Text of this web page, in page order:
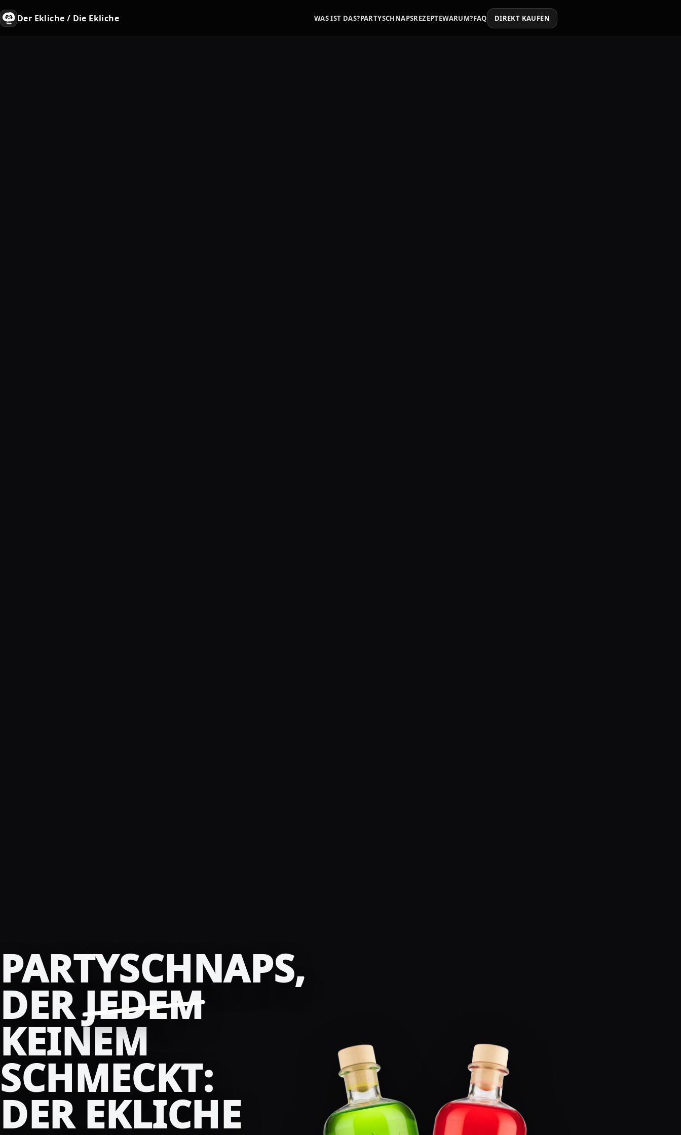
Der Ekliche / Die Ekliche WAS IST DAS?PARTYSCHNAPSREZEPTEWARUM?FAQ DIREKT KAUFEN
PARTYSCHNAPS,
DERJEDEM
KEINEM
SCHMECKT:
DER EKLICHE